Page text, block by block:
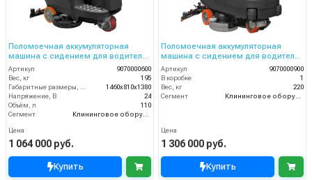
Поломоечная аккумуляторная
машина с сидением для водителя
Comet CRS 85BYT; без АКБ ЗУ
Артикул
9070000600
Вес, кг
195
1460x810x1380
Напряжение, В
24
Объём, л
110
Сегмент
Цена
1 064 000 руб.
Купить
Поломоечная аккумуляторная
машина с сидением для водителя
Comet CRS 90BT; без АКБ и ЗУ
Артикул
9070000900
В коробке
1
Вес, кг
220
Сегмент
Цена
1 306 000 руб.
Купить